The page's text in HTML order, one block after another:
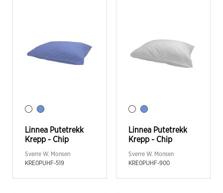
Linnea Putetrekk
Krepp - Chip
Sverre W. Monsen
KRE0PUHF-519
Linnea Putetrekk
Krepp - Chip
Sverre W. Monsen
KRE0PUHF-900